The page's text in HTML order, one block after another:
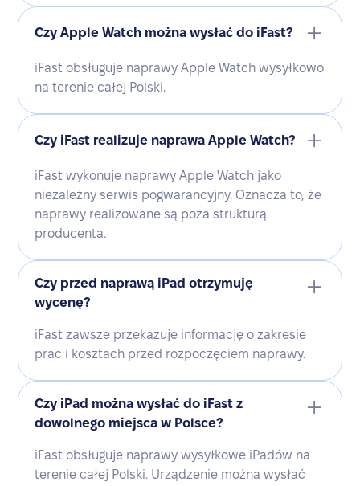
Czy Apple Watch można wysłać do iFast?
iFast obsługuje naprawy Apple Watch wysyłkowo
na terenie całej Polski.
Czy iFast realizuje naprawa Apple Watch?
iFast wykonuje naprawy Apple Watch jako
niezależny serwis pogwarancyjny. Oznacza to, że
naprawy realizowane są poza strukturą
producenta.
Czy przed naprawą iPad otrzymuję
wycenę?
iFast zawsze przekazuje informację o zakresie
prac i kosztach przed rozpoczęciem naprawy.
Czy iPad można wysłać do iFast z
dowolnego miejsca w Polsce?
iFast obsługuje naprawy wysyłkowe iPadów na
terenie całej Polski. Urządzenie można wysłać